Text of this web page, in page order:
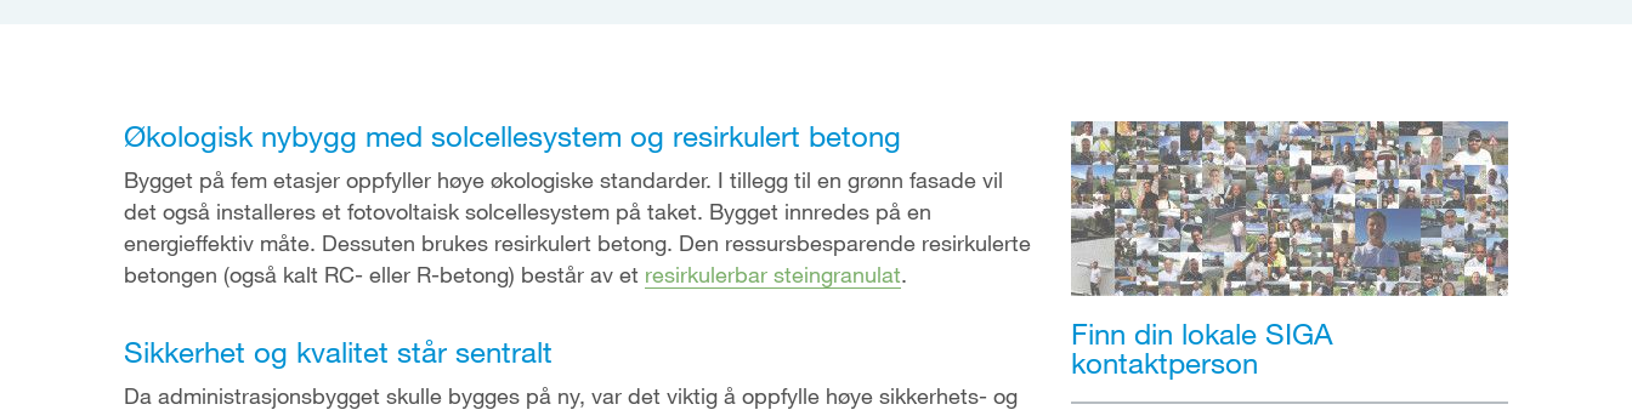
Økologisk nybygg med solcellesystem og resirkulert betong
Bygget på fem etasjer oppfyller høye økologiske standarder. I tillegg til en grønn fasade vil
det også installeres et fotovoltaisk solcellesystem på taket. Bygget innredes på en
energieffektiv måte. Dessuten brukes resirkulert betong. Den ressursbesparende resirkulerte
betongen (også kalt RC- eller R-betong) består av et resirkulerbar steingranulat.
Sikkerhet og kvalitet står sentralt
Da administrasjonsbygget skulle bygges på ny, var det viktig å oppfylle høye sikkerhets- og
Finn din lokale SIGA
kontaktperson